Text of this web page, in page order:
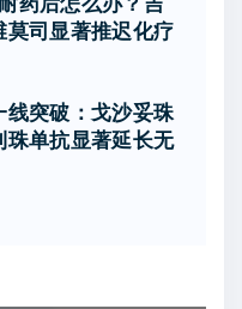
莫司显著推迟化疗
线突破：戈沙妥珠
珠单抗显著延长无